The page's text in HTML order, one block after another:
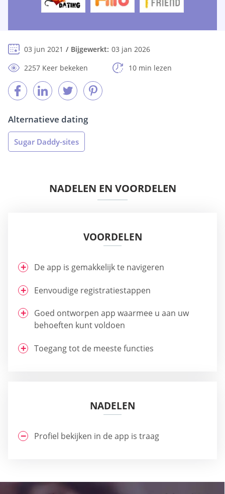
03 jun 2021 Bijgewerkt: 03 jan 2026
2257 Keer bekeken
10 min lezen
Alternatieve dating
Sugar Daddy-sites
NADELEN EN VOORDELEN
VOORDELEN
De app is gemakkelijk te navigeren
Eenvoudige registratiestappen
Goed ontworpen app waarmee u aan uw
behoeften kunt voldoen
Toegang tot de meeste functies
NADELEN
Profiel bekijken in de app is traag